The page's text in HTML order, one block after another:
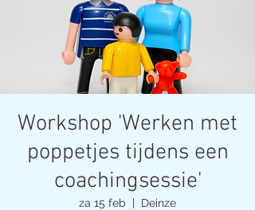
Workshop 'Werken met
poppetjes tijdens een
coachingsessie'
za 15 feb
  |
Deinze